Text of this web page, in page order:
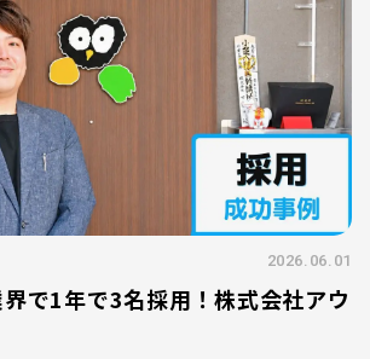
2026.06.01
で1年で3名採用！株式会社アウ